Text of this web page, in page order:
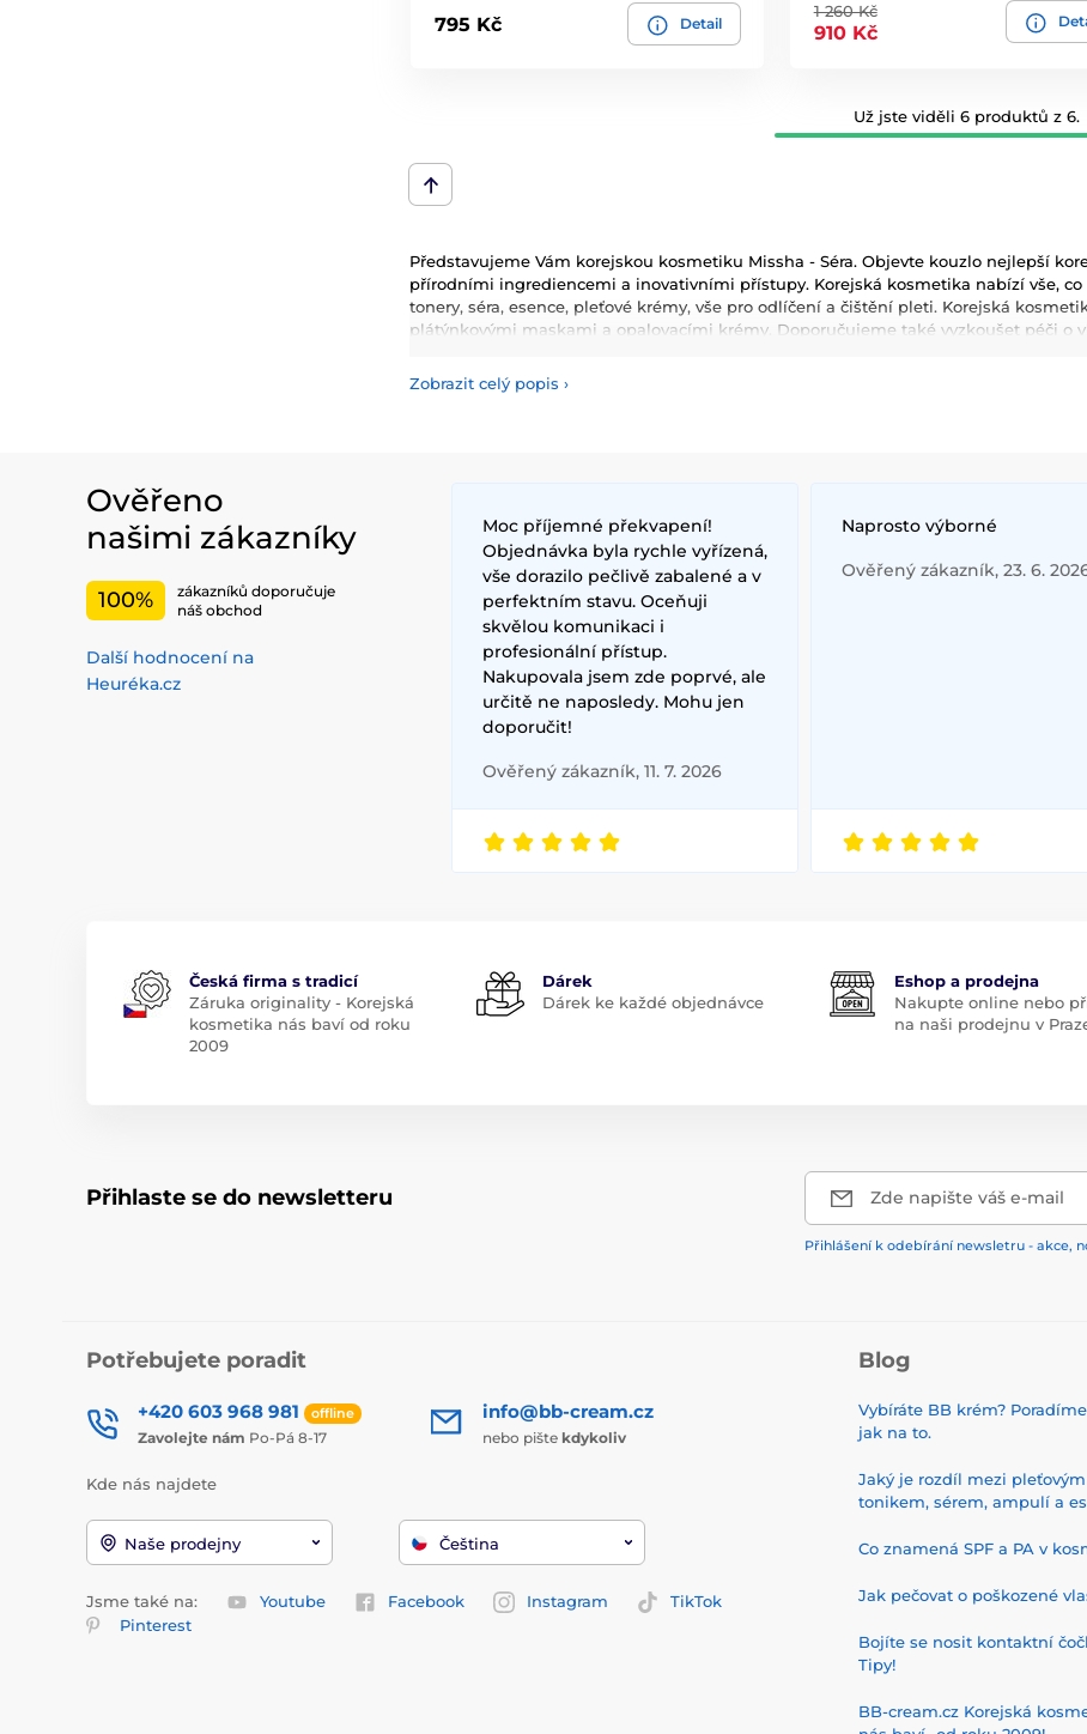
795 Kč Detail
1 260 Kč
910 Kč
Už jste viděli 6 produktů z 6.
Představujeme Vám korejskou kosmetiku Missha - Séra. Objevte kouzlo nejlepší
přírodními ingrediencemi a inovativními přístupy. Korejská kosmetika nabízí vše,
tonery, séra, esence, pleťové krémy, vše pro odlíčení a čištění pleti. Korejská
plátýnkovými maskami a opalovacími krémy. Doporučujeme také vyzkoušet péči o
Mezi nejčastěji používané ingredience patří šnečí extrakt, zelený čaj, aloe vera a
Zobrazit celý popis ›
Ověřeno
našimi zákazníky
100%
zákazníků doporučuje
náš obchod
Další hodnocení na
Heuréka.cz
Moc příjemné překvapení!
Objednávka byla rychle vyřízená,
vše dorazilo pečlivě zabalené a v
perfektním stavu. Oceňuji
skvělou komunikaci i
profesionální přístup.
Nakupovala jsem zde poprvé, ale
určitě ne naposledy. Mohu jen
doporučit!
Ověřený zákazník, 11. 7. 2026
Naprosto výborné
Ověřený zákazník, 23. 6.
Česká firma s tradicí
Záruka originality - Korejská
kosmetika nás baví od roku
2009
Dárek
Dárek ke každé objednávce
Eshop a prodejna
Nakupte online nebo
na naši prodejnu v
Přihlaste se do newsletteru Zde napište váš e-mail
Přihlášení k odebírání newsletru - akce,
Potřebujete poradit
+420 603 968 981 offline
Zavolejte nám Po-Pá 8-17
info@bb-cream.cz
nebo pište kdykoliv
Kde nás najdete
Naše prodejny Čeština
Jsme také na: Youtube Facebook Instagram
TikTok
Pinterest
Blog
Vybíráte BB krém?
jak na to.
Jaký je rozdíl mezi pleťovým
tonikem, sérem, ampulí a
Co znamená SPF a PA v
Jak pečovat o poškozené
Bojíte se nosit kontaktní
Tipy!
BB-cream.cz Korejská